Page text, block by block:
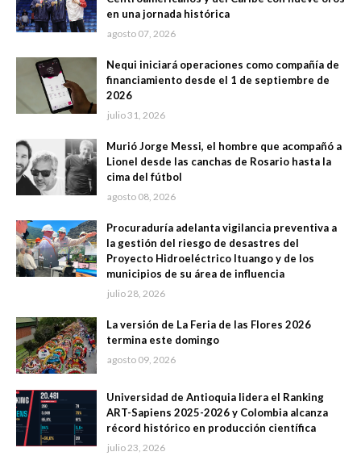
en una jornada histórica
agosto 07, 2026
Nequi iniciará operaciones como compañía de
financiamiento desde el 1 de septiembre de
2026
julio 31, 2026
Murió Jorge Messi, el hombre que acompañó a
Lionel desde las canchas de Rosario hasta la
cima del fútbol
agosto 08, 2026
Procuraduría adelanta vigilancia preventiva a
la gestión del riesgo de desastres del
Proyecto Hidroeléctrico Ituango y de los
municipios de su área de influencia
julio 28, 2026
La versión de La Feria de las Flores 2026
termina este domingo
agosto 09, 2026
Universidad de Antioquia lidera el Ranking
ART-Sapiens 2025-2026 y Colombia alcanza
récord histórico en producción científica
julio 23, 2026